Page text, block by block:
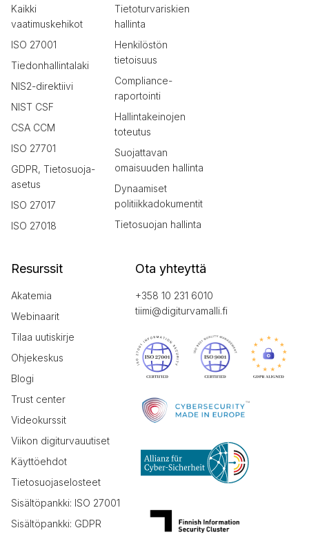
Kaikki
vaatimuskehikot
ISO 27001
Tiedonhallintalaki
NIS2-direktiivi
NIST CSF
CSA CCM
ISO 27701
GDPR, Tietosuoja-
asetus
ISO 27017
ISO 27018
Tietoturvariskien
hallinta
Henkilöstön
tietoisuus
Compliance-
raportointi
Hallintakeinojen
toteutus
Suojattavan
omaisuuden hallinta
Dynaamiset
politiikkadokumentit
Tietosuojan hallinta
Resurssit
Akatemia
Webinaarit
Tilaa uutiskirje
Ohjekeskus
Blogi
Trust center
Videokurssit
Viikon digiturvauutiset
Käyttöehdot
Tietosuojaselosteet
Sisältöpankki: ISO 27001
Sisältöpankki: GDPR
Ota yhteyttä
+358 10 231 6010
tiimi@digiturvamalli.fi